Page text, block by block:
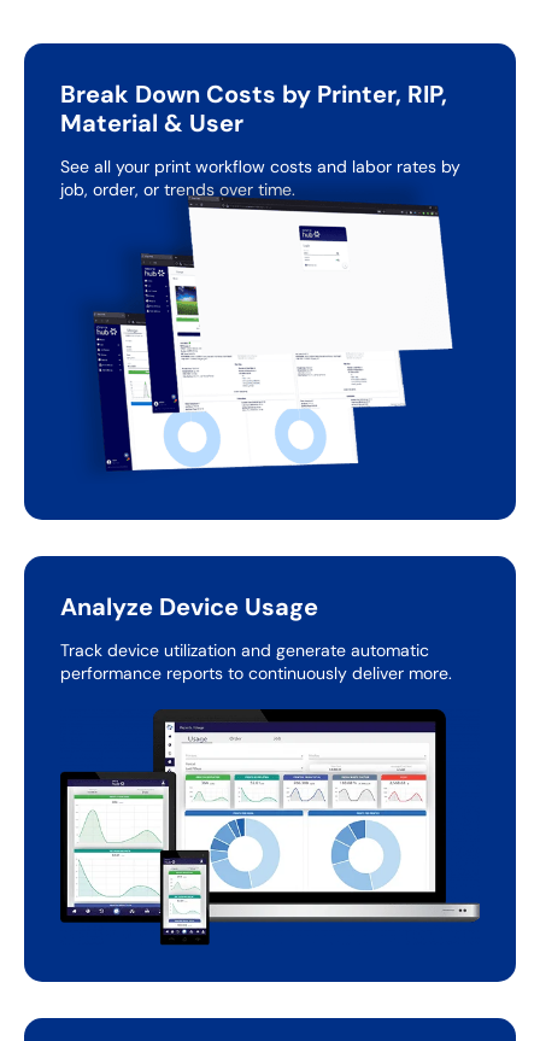
Break Down Costs by Printer, RIP,
Material & User
See all your print workflow costs and labor rates by
job, order, or trends over time.
Analyze Device Usage
Track device utilization and generate automatic
performance reports to continuously deliver more.